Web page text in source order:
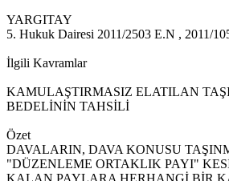
YARGITAY
5. Hukuk Dairesi 2011/2503 E.N , 2011/
İlgili Kavramlar
KAMULAŞTIRMASIZ ELATILAN
BEDELİNİN TAHSİLİ
Özet
DAVALARIN, DAVA KONUSU
"DÜZENLEME ORTAKLIK PAYI"
KALAN PAYLARA HERHANGİ BİR